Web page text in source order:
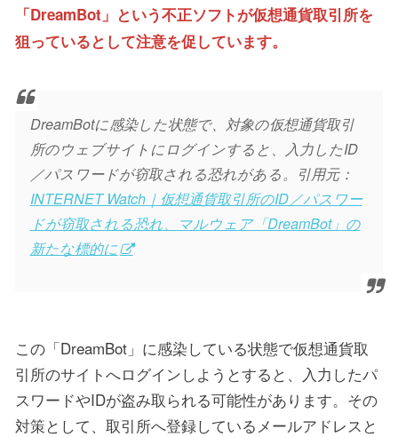
「DreamBot」という不正ソフトが仮想通貨取引所を
狙っているとして注意を促しています。
DreamBotに感染した状態で、対象の仮想通貨取引
所のウェブサイトにログインすると、入力したID
／パスワードが窃取される恐れがある。引用元：
INTERNET Watch｜仮想通貨取引所のID／パスワー
ドが窃取される恐れ、マルウェア「DreamBot」の
新たな標的に
この「DreamBot」に感染している状態で仮想通貨取
引所のサイトへログインしようとすると、入力したパ
スワードやIDが盗み取られる可能性があります。その
対策として、取引所へ登録しているメールアドレスと